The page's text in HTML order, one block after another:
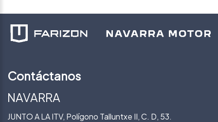
Contáctanos
NAVARRA
JUNTO A LA ITV, Polígono Talluntxe II, C. D, 53.